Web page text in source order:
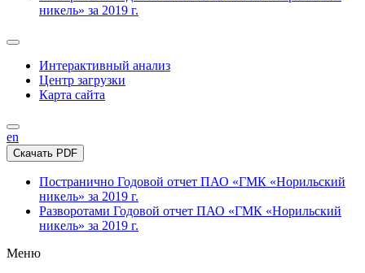
никель» за 2019 г.
Интерактивный анализ
Центр загрузки
Карта сайта
en
Скачать PDF
Постранично Годовой отчет ПАО «ГМК «Норильский
никель» за 2019 г.
Разворотами Годовой отчет ПАО «ГМК «Норильский
никель» за 2019 г.
Меню